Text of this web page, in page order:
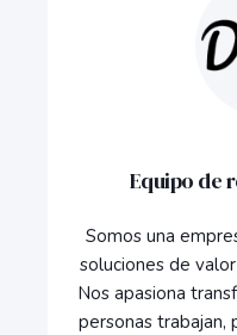
Equipo de
Somos una
soluciones de
Nos apasiona
personas trabajan,